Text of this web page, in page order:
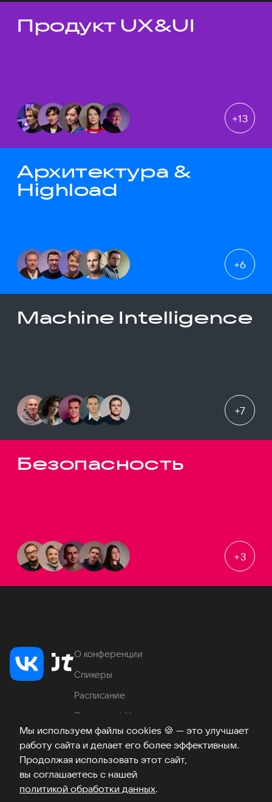
Мы используем файлы cookies 🍪 — это улучшает
работу сайта и делает его более эффективным.
Продолжая использовать этот сайт,
вы соглашаетесь с нашей
политикой обработки данных.
Темы докладов
Продукт UX&UI
+13
Архитектура &
Highload
+6
Machine Intelligence
+7
Безопасность
+3
О конференции
Спикеры
Расписание
Продукты VK
Место проведения
Часто задаваемые вопросы
ТелеграмВКонтакте
Хабр